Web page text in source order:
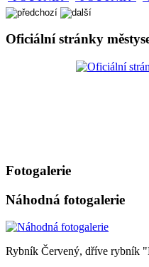
Oficiální stránky
Fotogalerie
Náhodná fotogalerie
Rybník Červený, dříve rybník